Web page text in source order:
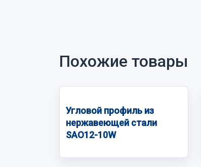
Похожие товары
Угловой профиль из
нержавеющей стали
SAO12-10W